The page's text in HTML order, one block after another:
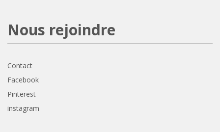
Nous rejoindre
Contact
Facebook
Pinterest
instagram